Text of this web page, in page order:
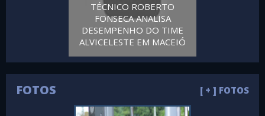
TÉCNICO ROBERTO
FONSECA ANALISA
DESEMPENHO DO TIME
ALVICELESTE EM MACEIÓ
FOTOS [ + ] FOTOS